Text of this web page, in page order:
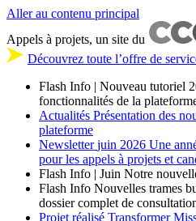
Aller au contenu principal
Appels à projets, un site du
Découvrez toute l’offre de
Flash Info | Nouveau tutoriel
fonctionnalités de la
Actualités Présentation des
plateforme
Newsletter juin 2026 Une
pour les appels à projets et
Flash Info | Juin Notre
Flash Info Nouvelles trames
dossier complet de
Projet réalisé Transformer